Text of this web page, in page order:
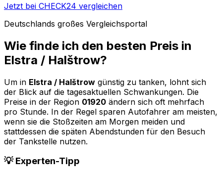
Jetzt bei CHECK24 vergleichen
Deutschlands großes Vergleichsportal
Wie finde ich den besten Preis in
Elstra / Halštrow?
Um in Elstra / Halštrow günstig zu tanken, lohnt sich
der Blick auf die tagesaktuellen Schwankungen. Die
Preise in der Region 01920 ändern sich oft mehrfach
pro Stunde. In der Regel sparen Autofahrer am meisten,
wenn sie die Stoßzeiten am Morgen meiden und
stattdessen die späten Abendstunden für den Besuch
der Tankstelle nutzen.
💡 Experten-Tipp